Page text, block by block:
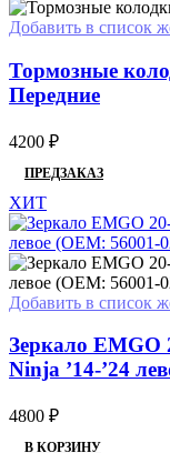
Добавить в список
Тормозные
Передние
4200 ₽
ПРЕДЗАКАЗ
ХИТ
Добавить в список
Зеркало EMGO
Ninja ’14-’24
4800 ₽
В КОРЗИНУ